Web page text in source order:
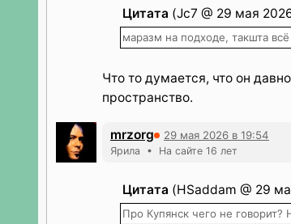
Цитата (Jc7 @ 29 мая
маразм на подходе, такшта
Что то думается, что он
пространство.
mrzorg 29 мая 2026 в 19:54
Ярила • На сайте 16 лет
Цитата (HSaddam @ 29
Про Купянск чего не говорит?